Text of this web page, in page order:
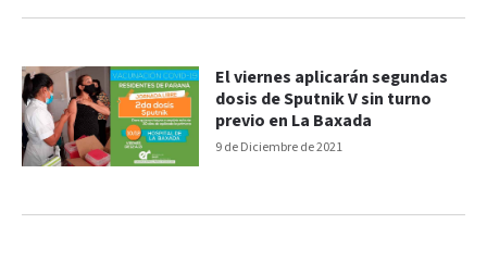
9 de Diciembre de 2021
El viernes aplicarán segundas
dosis de Sputnik V sin turno
previo en La Baxada